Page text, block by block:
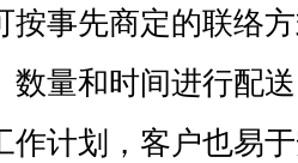
按事先商定的联络
数量和时间进行配
作计划，客户也易